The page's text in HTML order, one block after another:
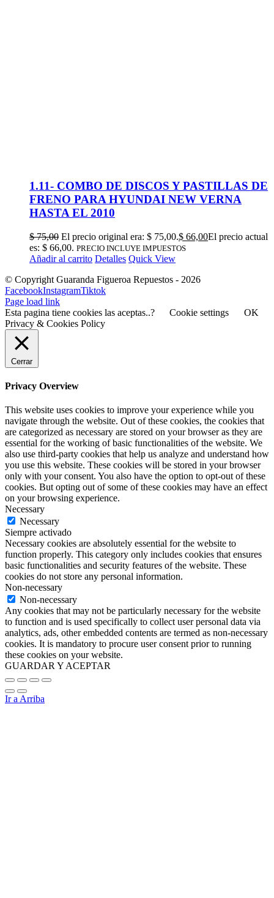
1.11- COMBO DE DISCOS Y PASTILLAS DE
FRENO PARA HYUNDAI NEW VERNA
HASTA EL 2010
$75,00 El precio original era: $ 75,00.$ 66,00El precio actual
es: $ 66,00. PRECIO INCLUYE IMPUESTOS
Añadir al carrito Detalles Quick View
© Copyright Guaranda Figueroa Repuestos - 2026
FacebookInstagramTiktok
Page load link
Esta pagina tiene cookies las aceptas..?
Cookie settings
OK
Privacy & Cookies Policy
Cerrar
Privacy Overview
This website uses cookies to improve your experience while you
navigate through the website. Out of these cookies, the cookies that
are categorized as necessary are stored on your browser as they are
essential for the working of basic functionalities of the website. We
also use third-party cookies that help us analyze and understand how
you use this website. These cookies will be stored in your browser
only with your consent. You also have the option to opt-out of these
cookies. But opting out of some of these cookies may have an effect
on your browsing experience.
Necessary
Necessary
Siempre activado
Necessary cookies are absolutely essential for the website to
function properly. This category only includes cookies that ensures
basic functionalities and security features of the website. These
cookies do not store any personal information.
Non-necessary
Non-necessary
Any cookies that may not be particularly necessary for the website
to function and is used specifically to collect user personal data via
analytics, ads, other embedded contents are termed as non-necessary
cookies. It is mandatory to procure user consent prior to running
these cookies on your website.
GUARDAR Y ACEPTAR
Ir a Arriba